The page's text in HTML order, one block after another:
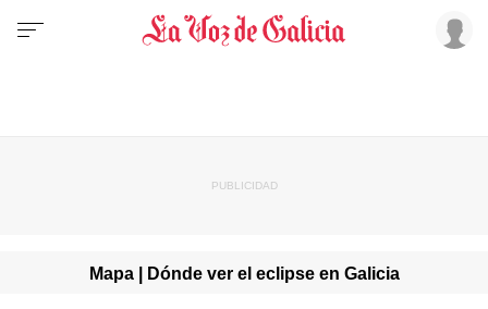
Mapa | Dónde ver el eclipse en Galicia